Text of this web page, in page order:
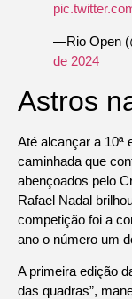
—Rio Open
de 2024
Astros
Até alcançar a 10ª
caminhada que
abençoados pelo
Rafael Nadal
competição foi a
ano o número um
A primeira edição
das quadras”,